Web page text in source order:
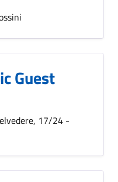
Guest
17/24 -